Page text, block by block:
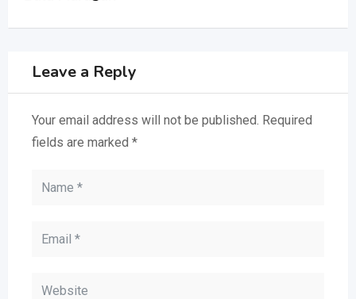
Leave a Reply
Your email address will not be published. Required
fields are marked *